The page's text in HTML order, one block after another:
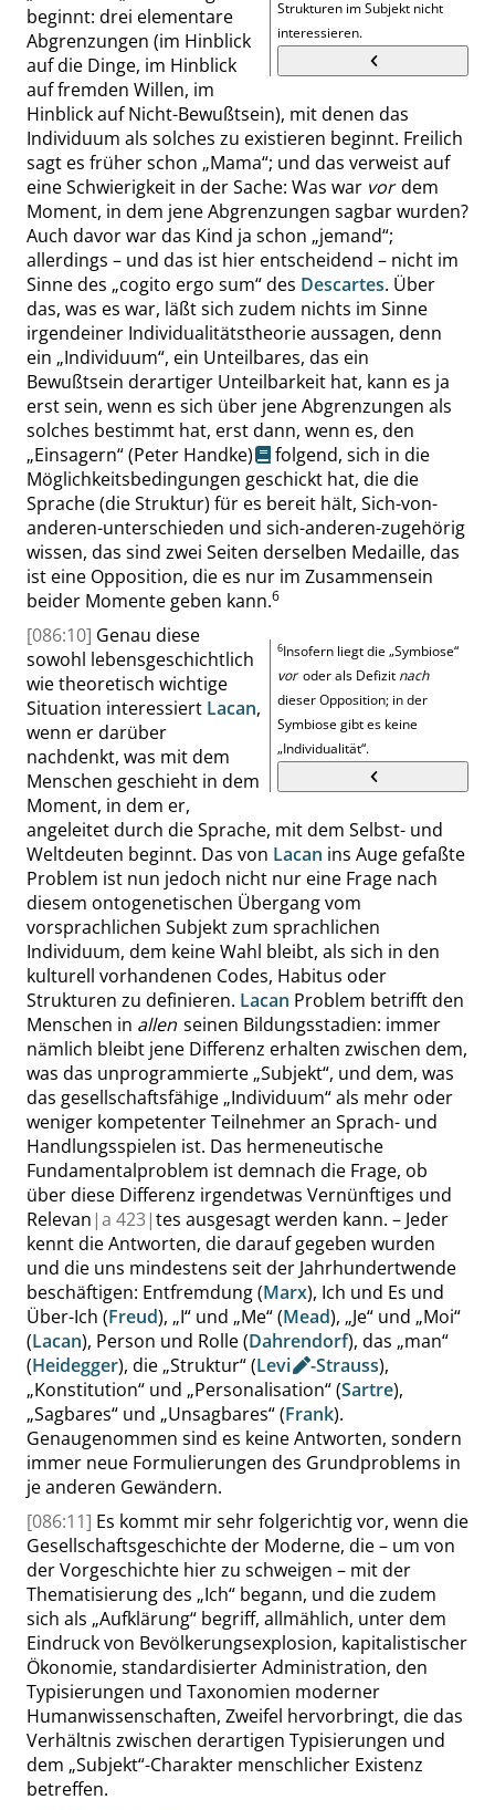
Strukturen im Subjekt nicht
interessieren.
beginnt: drei elementare
Abgrenzungen (im Hinblick
auf die Dinge, im Hinblick
auf fremden Willen, im
Hinblick auf Nicht-Bewußtsein), mit denen das
Individuum als solches zu existieren beginnt. Freilich
sagt es früher schon „Mama“; und das verweist auf
eine Schwierigkeit in der Sache: Was war vordem
Moment, in dem jene Abgrenzungen sagbar wurden?
Auch davor war das Kind ja schon „jemand“;
allerdings – und das ist hier entscheidend – nicht im
Sinne des „cogito ergo sum“des Descartes. Über
das, was es war, läßt sich zudem nichts im Sinne
irgendeiner Individualitätstheorie aussagen, denn
ein „Individuum“, ein Unteilbares, das ein
Bewußtsein derartiger Unteilbarkeit hat, kann es ja
erst sein, wenn es sich über jene Abgrenzungen als
solches bestimmt hat, erst dann, wenn es, den
„Einsagern“(Peter Handke)
folgend, sich in die
Möglichkeitsbedingungen geschickt hat, die die
Sprache (die Struktur) für es bereit hält, Sich-von-
anderen-unterschieden und sich-anderen-zugehörig
wissen, das sind zwei Seiten derselben Medaille, das
ist eine Opposition, die es nur im Zusammensein
beider Momente geben kann.6
6Insofern liegt die„Symbiose“
voroder als Defizit nach
dieser Opposition; in der
Symbiose gibt es keine
„Individualität“.
[086:10] Genau diese
sowohl lebensgeschichtlich
wie theoretisch wichtige
Situation interessiert Lacan,
wenn er darüber
nachdenkt, was mit dem
Menschen geschieht in dem
Moment, in dem er,
angeleitet durch die Sprache, mit dem Selbst- und
Weltdeuten beginnt. Das von Lacan ins Auge gefaßte
Problem ist nun jedoch nicht nur eine Frage nach
diesem ontogenetischen Übergang vom
vorsprachlichen Subjekt zum sprachlichen
Individuum, dem keine Wahl bleibt, als sich in den
kulturell vorhandenen Codes, Habitus oder
Strukturen zu definieren. Lacan Problem betrifft den
Menschen in allen seinen Bildungsstadien: immer
nämlich bleibt jene Differenz erhalten zwischen dem,
was das unprogrammierte „Subjekt“, und dem, was
das gesellschaftsfähige „Individuum“als mehr oder
weniger kompetenter Teilnehmer an Sprach- und
Handlungsspielen ist. Das hermeneutische
Fundamentalproblem ist demnach die Frage, ob
über diese Differenz irgendetwas Vernünftiges und
Relevan |a 423|tes ausgesagt werden kann. – Jeder
kennt die Antworten, die darauf gegeben wurden
und die uns mindestens seit der Jahrhundertwende
beschäftigen: Entfremdung (Marx), Ich und Es und
Über-Ich (Freud), „I“ und „Me“(Mead), „Je“ und „Moi“
(Lacan), Person und Rolle (Dahrendorf), das „man“
(Heidegger), die „Struktur“(Levi -Strauss),
„Konstitution“ und „Personalisation“(Sartre),
„Sagbares“ und „Unsagbares“(Frank).
Genaugenommen sind es keine Antworten, sondern
immer neue Formulierungen des Grundproblems in
je anderen Gewändern.
[086:11] Es kommt mir sehr folgerichtig vor, wenn die
Gesellschaftsgeschichte der Moderne, die – um von
der Vorgeschichte hier zu schweigen – mit der
Thematisierung des „Ich“ begann, und die zudem
sich als „Aufklärung“ begriff, allmählich, unter dem
Eindruck von Bevölkerungsexplosion, kapitalistischer
Ökonomie, standardisierter Administration, den
Typisierungen und Taxonomien moderner
Humanwissenschaften, Zweifel hervorbringt, die das
Verhältnis zwischen derartigen Typisierungen und
dem „Subjekt“-Charakter menschlicher Existenz
betreffen.